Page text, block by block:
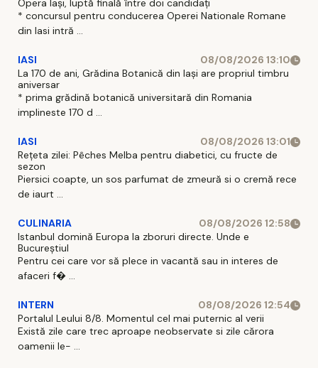
Opera Iași, luptă finală între doi candidați
* concursul pentru conducerea Operei Nationale Romane
din Iasi intră ...
IASI
08/08/2026 13:10
La 170 de ani, Grădina Botanică din Iași are propriul timbru
aniversar
* prima grădină botanică universitară din Romania
implineste 170 d ...
IASI
08/08/2026 13:01
Rețeta zilei: Pêches Melba pentru diabetici, cu fructe de
sezon
Piersici coapte, un sos parfumat de zmeură si o cremă rece
de iaurt ...
CULINARIA
08/08/2026 12:58
Istanbul domină Europa la zboruri directe. Unde e
Bucureștiul
Pentru cei care vor să plece in vacantă sau in interes de
afaceri f� ...
INTERN
08/08/2026 12:54
Portalul Leului 8/8. Momentul cel mai puternic al verii
Există zile care trec aproape neobservate si zile cărora
oamenii le- ...